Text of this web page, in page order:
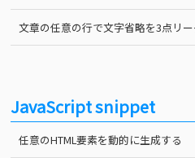
文章の任意の行で文字省略を3点リ
JavaScript snippet
任意のHTML要素を動的に生成する